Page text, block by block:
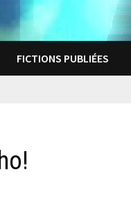
FICTIONS PUBLIÉES